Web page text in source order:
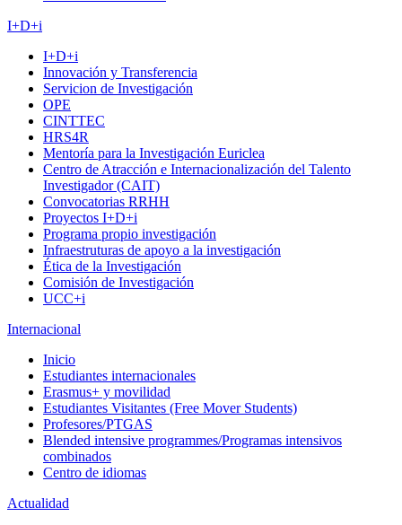
I+D+i
I+D+i
Innovación y Transferencia
Servicion de Investigación
OPE
CINTTEC
HRS4R
Mentoría para la Investigación Euriclea
Centro de Atracción e Internacionalización del Talento
Investigador (CAIT)
Convocatorias RRHH
Proyectos I+D+i
Programa propio investigación
Infraestruturas de apoyo a la investigación
Ética de la Investigación
Comisión de Investigación
UCC+i
Internacional
Inicio
Estudiantes internacionales
Erasmus+ y movilidad
Estudiantes Visitantes (Free Mover Students)
Profesores/PTGAS
Blended intensive programmes/Programas intensivos
combinados
Centro de idiomas
Actualidad